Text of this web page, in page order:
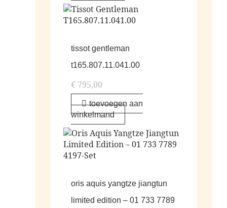
tissot gentleman
t165.807.11.041.00
€ 795,00
toevoegen aan
winkelmand
oris aquis yangtze jiangtun
limited edition – 01 733 7789